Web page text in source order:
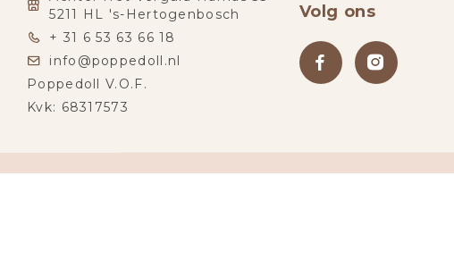
5211 HL 's-Hertogenbosch
+ 31 6 53 63 66 18
info@poppedoll.nl
Poppedoll V.O.F.
Kvk: 68317573
Volg ons